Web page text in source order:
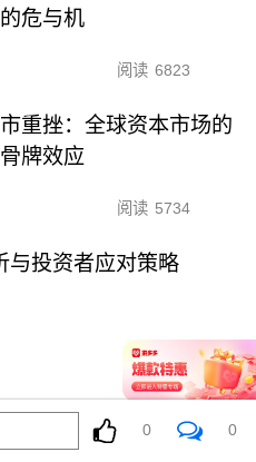
危与机
阅读 6823
重挫：全球资本市场的
牌效应
阅读 5734
与投资者应对策略
阅读 5277
0 0